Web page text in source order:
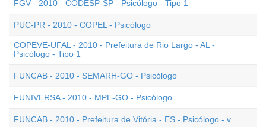
FGV - 2010 - CODESP-SP - Psicólogo - Tipo 1
PUC-PR - 2010 - COPEL - Psicólogo
COPEVE-UFAL - 2010 - Prefeitura de Rio Largo - AL -
Psicólogo - Tipo 1
FUNCAB - 2010 - SEMARH-GO - Psicólogo
FUNIVERSA - 2010 - MPE-GO - Psicólogo
FUNCAB - 2010 - Prefeitura de Vitória - ES - Psicólogo - v